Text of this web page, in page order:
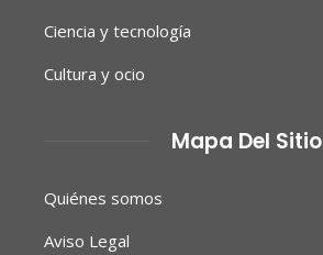
Ciencia y tecnología
Cultura y ocio
Mapa Del Sitio
Quiénes somos
Aviso Legal